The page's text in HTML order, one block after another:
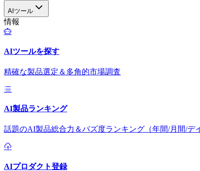
AIツール
情報
AIツールを探す
精確な製品選定＆多角的市場調査
AI製品ランキング
話題のAI製品総合力＆バズ度ランキング（年間/月間/デ
AIプロダクト登録